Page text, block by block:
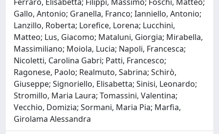
Gallo, Antonio; Granella, Franco; Ianniello, Antonio;
Lanzillo, Roberta; Lorefice, Lorena; Lucchini,
Matteo; Lus, Giacomo; Mataluni, Giorgia; Mirabella,
Massimiliano; Moiola, Lucia; Napoli, Francesca;
Nicoletti, Carolina Gabri; Patti, Francesco;
Ragonese, Paolo; Realmuto, Sabrina; Schirò,
Giuseppe; Signoriello, Elisabetta; Sinisi, Leonardo;
Stromillo, Maria Laura; Tomassini, Valentina;
Vecchio, Domizia; Sormani, Maria Pia; Marfia,
Girolama Alessandra